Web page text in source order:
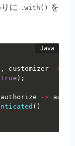
に .with()
を
, customizer ->
true ) ;
authorize ->
( )